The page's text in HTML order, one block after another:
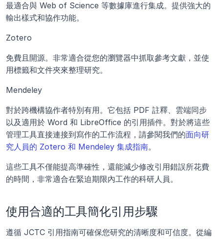
最適合與 Web of Science 等數據庫進行集成。提供強大的
輸出樣式和協作功能。
Zotero
免費且開源。非常適合從您的瀏覽器中抓取參考文獻，並使
用標籤和文件夾來整理研究。
Mendeley
對於跨機構協作者特別有用。它包括 PDF 註釋、雲端同步
以及適用於 Word 和 LibreOffice 的引用插件。對於將這些
管理工具直接連接到寫作的工作流程，請參閱我們的面向研
究人員的 Zotero 和 Mendeley 集成指南。
這些工具不僅能提高準確性，還能減少修改引用錯誤所花費
的時間，非常適合在緊迫期限內工作的科研人員。
使用合適的工具簡化引用步驟
遵循 JCTC 引用指南可確保您研究的清晰度和可信度。從編